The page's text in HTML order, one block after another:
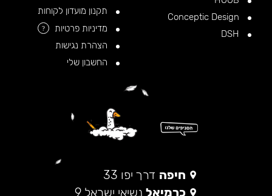
תקנון מועדון לקוחות
מדיניות פרטיות
?
הצהרת נגישות
החשבון שלי
חיפה דרך יפו 33
כרמיאל נשיאי ישראל 9